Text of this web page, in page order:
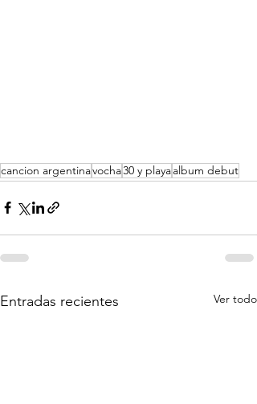
cancion argentinavocha30 y playaalbum debut
Entradas recientes Ver todo